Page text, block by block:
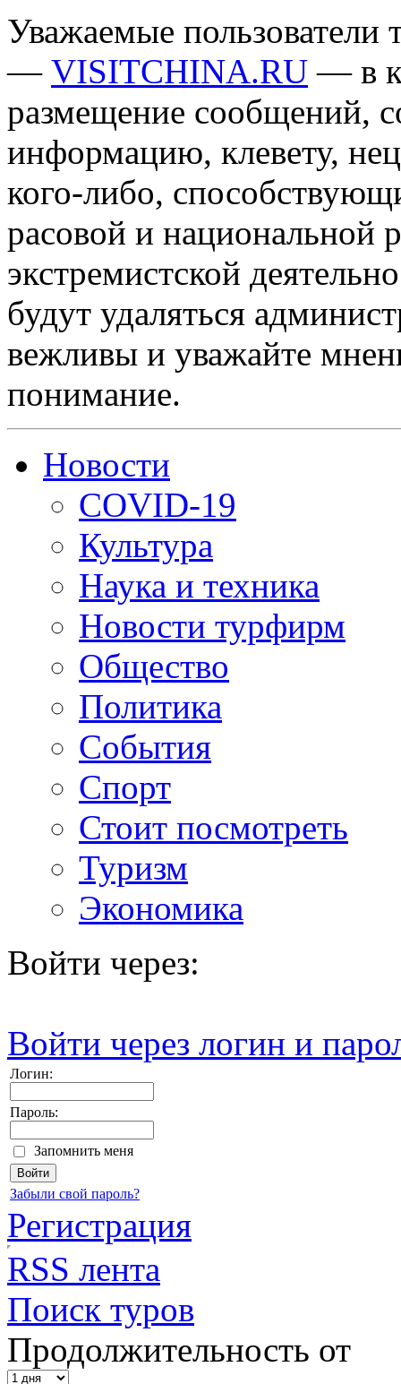
Уважаемые пользователи
— VISITCHINA.RU — в
размещение сообщений,
информацию, клевету,
кого-либо,
расовой и национальной
экстремистской
будут удаляться
вежливы и уважайте
понимание.
Новости
COVID-19
Культура
Наука и техника
Новости турфирм
Общество
Политика
События
Спорт
Стоит посмотреть
Туризм
Экономика
Войти через:
Войти через логин и
Логин:
Пароль:
Запомнить меня
Забыли свой пароль?
Регистрация
RSS лента
Поиск туров
Продолжительность от